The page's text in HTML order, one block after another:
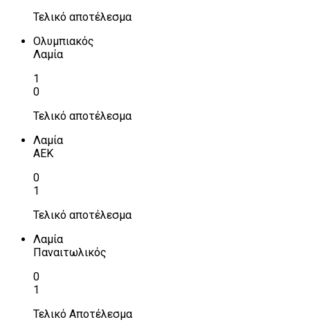
Τελικό αποτέλεσμα
Ολυμπιακός
Λαμία
1
0
Τελικό αποτέλεσμα
Λαμία
ΑΕΚ
0
1
Τελικό αποτέλεσμα
Λαμία
Παναιτωλικός
0
1
Τελικό Αποτέλεσμα